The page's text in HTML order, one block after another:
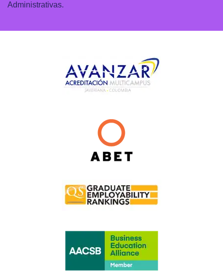
Administrativas.